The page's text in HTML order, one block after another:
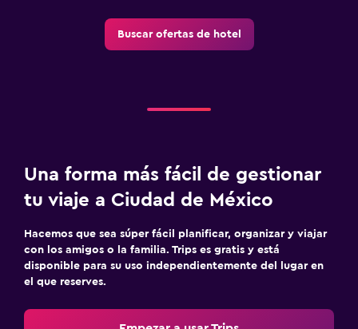
Gimnasio
Buscar ofertas de hotel
Una forma más fácil de gestionar
tu viaje a Ciudad de México
Hacemos que sea súper fácil planificar, organizar y viajar
con los amigos o la familia. Trips es gratis y está
disponible para su uso independientemente del lugar en
el que reserves.